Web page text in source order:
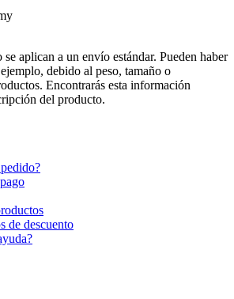
aplican a un envío estándar. Pueden haber
debido al peso, tamaño o
Encontrarás esta información
del producto.
de descuento